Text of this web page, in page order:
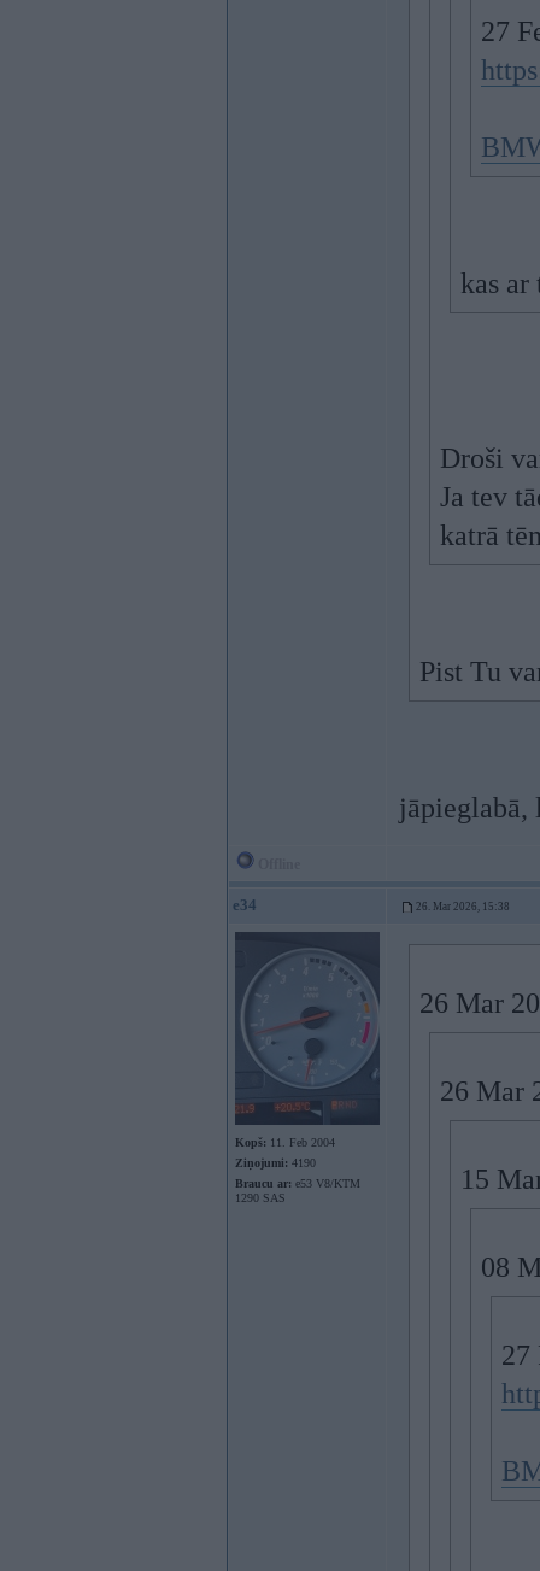
27
kas
Droši
Ja tev
katrā
Pist Tu
jāpieglabā,
e34 26. Mar 2026, 15:38
Kopš: 11. Feb 2004
Ziņojumi: 4190
Braucu ar: e53 V8/KTM
1290 SAS
26 Mar
26 Mar
15
08
27